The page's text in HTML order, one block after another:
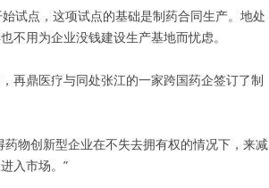
试点，这项试点的基础是制药合同生产。地处
不用为企业没钱建设生产基地而忧虑。
再鼎医疗与同处张江的一家跨国药企签订了制
物创新型企业在不失去拥有权的情况下，来减
入市场。”